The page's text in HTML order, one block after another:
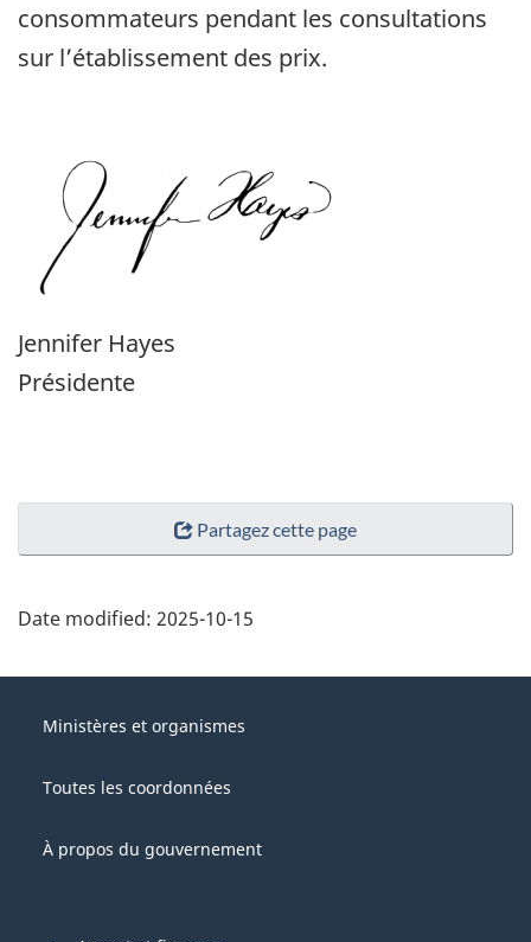
consommateurs pendant les consultations
sur l’établissement des prix.
Jennifer Hayes
Présidente
Partagez cette page
Date modified: 2025-10-15
thisGouvernement
Canada
Ministères et organismes
Toutes les coordonnées
À propos du gouvernement